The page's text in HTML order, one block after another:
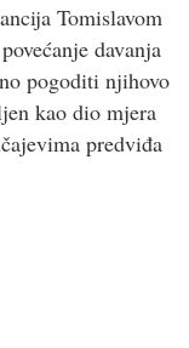
Tomislavom
davanja
pogoditi njihovo
kao dio mjera
predviđa